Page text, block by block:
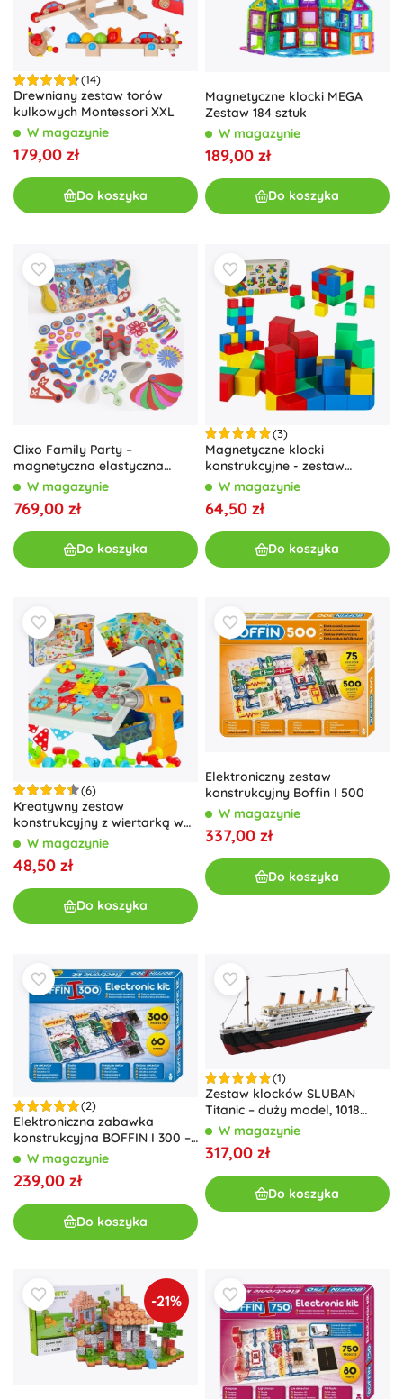
(14)
Drewniany zestaw torów
kulkowych Montessori XXL
W magazynie
179,00 zł
Do koszyka
Magnetyczne klocki MEGA
Zestaw 184 sztuk
W magazynie
189,00 zł
Do koszyka
Clixo Family Party –
magnetyczna elastyczna
konstrukcja 150 sztuk
W magazynie
769,00 zł
Do koszyka
(3)
Magnetyczne klocki
konstrukcyjne - zestaw
sześcienny 64 szt.
W magazynie
64,50 zł
Do koszyka
(6)
Kreatywny zestaw
konstrukcyjny z wiertarką w
walizce, 261 elementów
W magazynie
48,50 zł
Do koszyka
Elektroniczny zestaw
konstrukcyjny Boffin I 500
W magazynie
337,00 zł
Do koszyka
(2)
Elektroniczna zabawka
konstrukcyjna BOFFIN I 300 –
300 projektów dla małych
elektroników
W magazynie
239,00 zł
Do koszyka
(1)
Zestaw klocków SLUBAN
Titanic – duży model, 1018
elementów
W magazynie
317,00 zł
Do koszyka
-21%